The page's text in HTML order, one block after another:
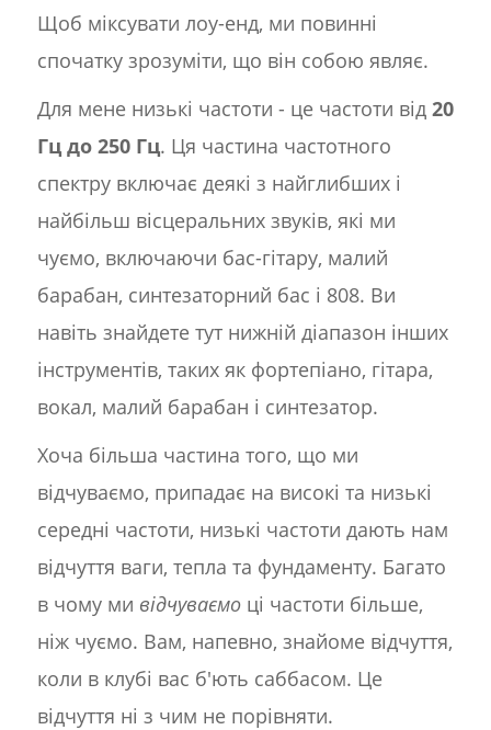
Щоб міксувати лоу-енд, ми повинні
спочатку зрозуміти, що він собою являє.
Для мене низькі частоти - це частоти від 20
Гц до 250 Гц. Ця частина частотного
спектру включає деякі з найглибших і
найбільш вісцеральних звуків, які ми
чуємо, включаючи бас-гітару, малий
барабан, синтезаторний бас і 808. Ви
навіть знайдете тут нижній діапазон інших
інструментів, таких як фортепіано, гітара,
вокал, малий барабан і синтезатор.
Хоча більша частина того, що ми
відчуваємо, припадає на високі та низькі
середні частоти, низькі частоти дають нам
відчуття ваги, тепла та фундаменту. Багато
в чому ми відчуваємоці частоти більше,
ніж чуємо. Вам, напевно, знайоме відчуття,
коли в клубі вас б'ють саббасом. Це
відчуття ні з чим не порівняти.